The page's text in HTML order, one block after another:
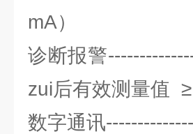
mA）
诊断报警
zui后有效测量值
数字通讯